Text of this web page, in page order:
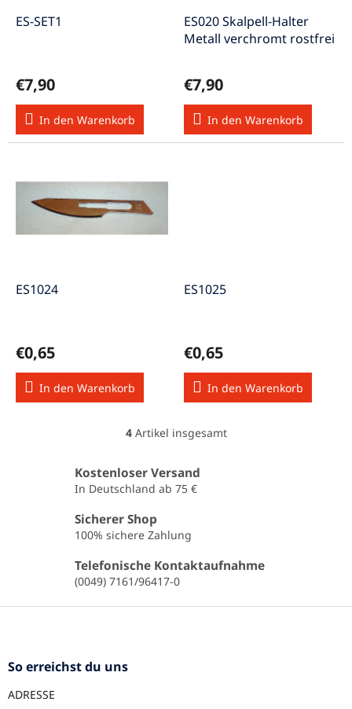
u
e
ES-SET1
€7,90
In den Warenkorb
ES020 Skalpell-Halter
Metall verchromt rostfrei
€7,90
In den Warenkorb
ES1024
€0,65
In den Warenkorb
ES1025
€0,65
In den Warenkorb
S
e
u
e
e
l
e
m
e
n
4Artikel insgesamt
Kostenloser Versand
In Deutschland ab 75 €
Sicherer Shop
100% sichere Zahlung
Telefonische Kontaktaufnahme
(0049) 7161/96417-0
F
So erreichst du uns
ADRESSE